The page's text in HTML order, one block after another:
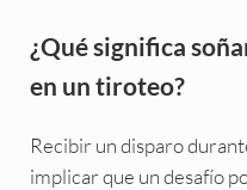
¿Qué significa
en un tiroteo?
Recibir un disparo
implicar que un desafío